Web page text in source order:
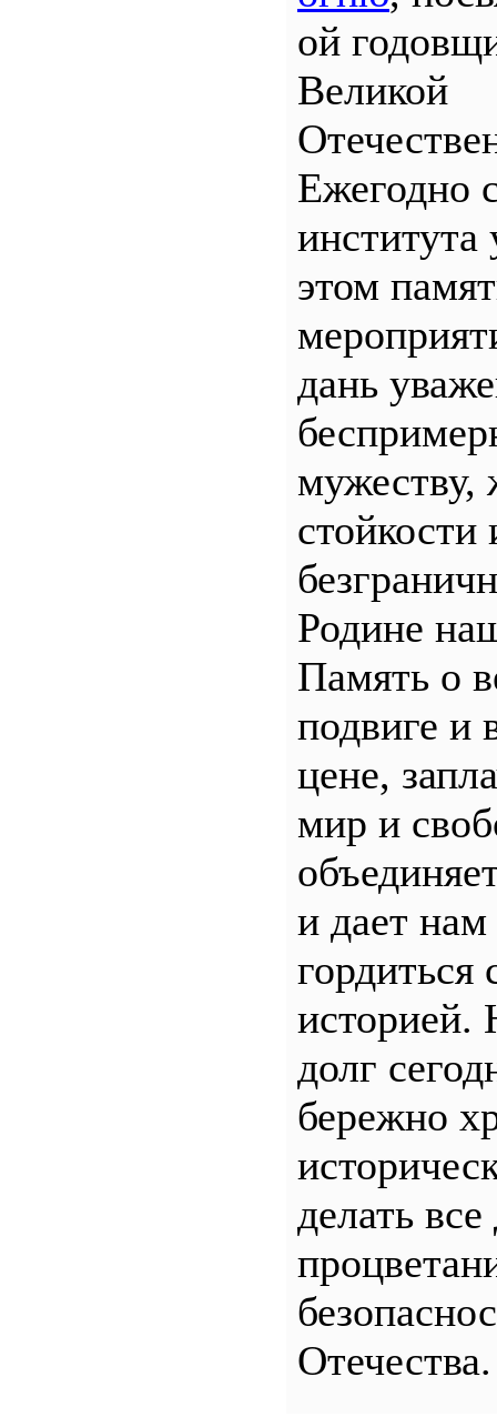
ой
Великой
Ежегодно
института
этом
дань
мужеству,
стойкости
Родине
Память о
подвиге и
цене,
мир и
и дает
гордиться
долг
бережно
делать все
Отечества.